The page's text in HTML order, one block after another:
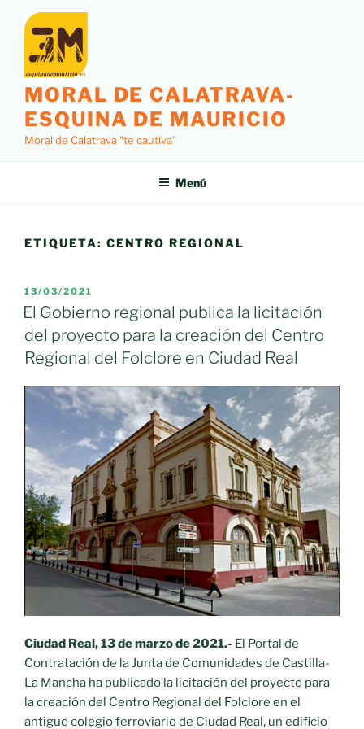
contenido
MORAL DE CALATRAVA-
ESQUINA DE MAURICIO
Moral de Calatrava "te cautiva"
Menú
ETIQUETA: CENTRO REGIONAL
PUBLICADO
EL
13/03/2021
El Gobierno regional publica la licitación
del proyecto para la creación del Centro
Regional del Folclore en Ciudad Real
Ciudad Real, 13 de marzo de 2021.- El Portal de
Contratación de la Junta de Comunidades de Castilla-
La Mancha ha publicado la licitación del proyecto para
la creación del Centro Regional del Folclore en el
antiguo colegio ferroviario de Ciudad Real, un edificio